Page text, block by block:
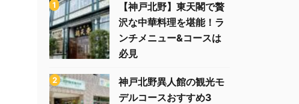
【神戸北野】東天閣で贅
沢な中華料理を堪能！ラ
ンチメニュー&コースは
必見
神戸北野異人館の観光モ
デルコースおすすめ3